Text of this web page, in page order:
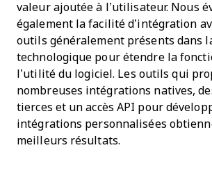
valeur ajoutée à l’utilisateur. Nous
également la facilité d’intégration
outils généralement présents dans
technologique pour étendre la
l’utilité du logiciel. Les outils qui
nombreuses intégrations natives,
tierces et un accès API pour
intégrations personnalisées
meilleurs résultats.